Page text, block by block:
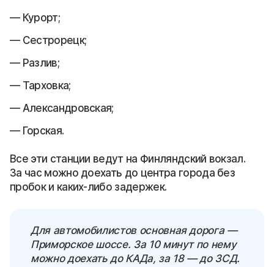
Курорт;
Сестрорецк;
Разлив;
Тарховка;
Александровская;
Горская.
Все эти станции ведут на Финляндский вокзал.
За час можно доехать до центра города без
пробок и каких-либо задержек.
Для автомобилистов основная дорога —
Приморское шоссе. За 10 минут по нему
можно доехать до КАДа, за 18 — до ЗСД.